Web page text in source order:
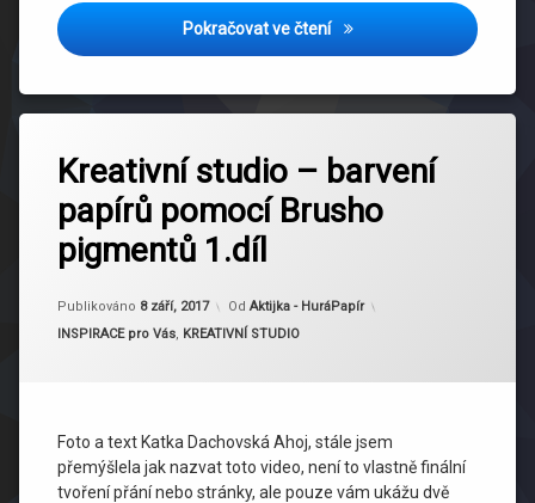
Pokračovat ve čteníVánoční rychlopřáníčka…
Kreativní studio – barvení
papírů pomocí Brusho
pigmentů 1.díl
Publikováno 8 září, 2017
Aktualizováno 11 září, 2017
Od Aktijka - HuráPapír
Kategorie:
INSPIRACE pro Vás, KREATIVNÍ STUDIO
Foto a text Katka Dachovská Ahoj, stále jsem
přemýšlela jak nazvat toto video, není to vlastně finální
tvoření přání nebo stránky, ale pouze vám ukážu dvě